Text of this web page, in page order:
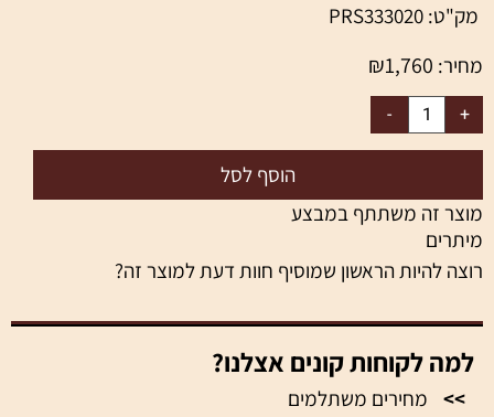
מק"ט: PRS333020
מחיר:
₪1,760
הוסף לסל
מוצר זה משתתף במבצע
מיתרים
רוצה להיות הראשון שמוסיף חוות דעת למוצר זה?
למה לקוחות קונים אצלנו?
>>
מחירים משתלמים